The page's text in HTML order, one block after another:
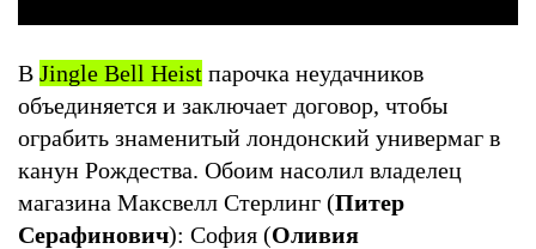
В Jingle Bell Heist парочка неудачников
объединяется и заключает договор, чтобы
ограбить знаменитый лондонский универмаг в
канун Рождества. Обоим насолил владелец
магазина Максвелл Стерлинг (Питер
Серафинович): София (Оливия